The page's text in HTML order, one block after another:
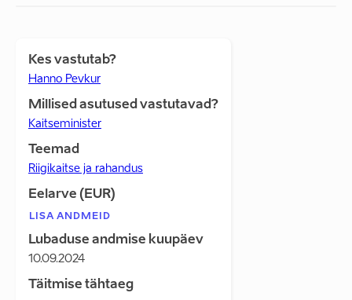
Kes vastutab?
Hanno Pevkur
Millised asutused vastutavad?
Kaitseminister
Teemad
Riigikaitse ja rahandus
Eelarve (EUR)
LISA ANDMEID
Lubaduse andmise kuupäev
10.09.2024
Täitmise tähtaeg